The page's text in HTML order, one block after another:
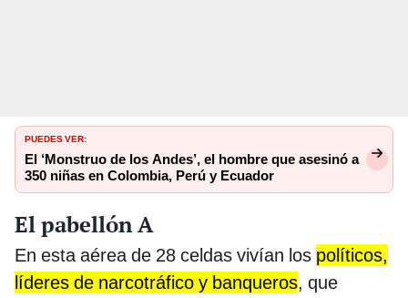
PUEDES VER:
El ‘Monstruo de los Andes’, el hombre que asesinó a
350 niñas en Colombia, Perú y Ecuador
El pabellón A
En esta aérea de 28 celdas vivían los políticos,
líderes de narcotráfico y banqueros, que